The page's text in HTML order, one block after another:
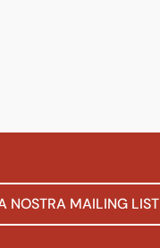
NOSTRA MAILING LIST